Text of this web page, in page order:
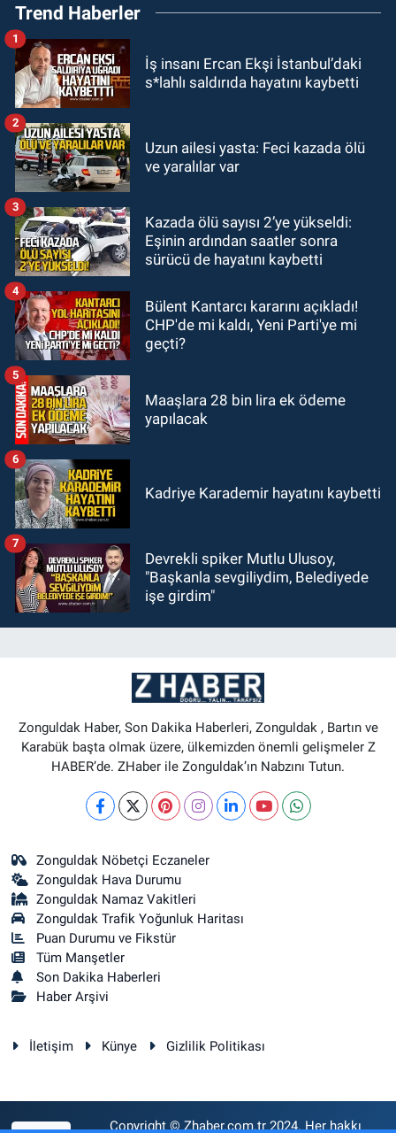
Kurucu İl Yönetim Kurulu belli oldu
15:103. Lig 1. Grup’ta program
14:44Zonguldak nefes alamıyor.
KARABÜK
13:26
bastırdı. Cumhurbaşkanı Erdoğan
Trend Haberler
İş insanı Ercan Ekşi İstanbul’daki
s*lahlı saldırıda hayatını kaybetti
1
Uzun ailesi yasta: Feci kazada ölü
ve yaralılar var
2
Kazada ölü sayısı 2’ye yükseldi:
Eşinin ardından saatler sonra
sürücü de hayatını kaybetti
3
Bülent Kantarcı kararını açıkladı!
CHP'de mi kaldı, Yeni Parti'ye mi
geçti?
4
Maaşlara 28 bin lira ek ödeme
yapılacak
5
Kadriye Karademir hayatını kaybetti
6
Devrekli spiker Mutlu Ulusoy,
"Başkanla sevgiliydim, Belediyede
işe girdim"
7
Zonguldak Haber, Son Dakika Haberleri, Zonguldak , Bartın ve
Karabük başta olmak üzere, ülkemizden önemli gelişmeler Z
HABER’de. ZHaber ile Zonguldak’ın Nabzını Tutun.
Zonguldak Nöbetçi Eczaneler
Zonguldak Hava Durumu
Zonguldak Namaz Vakitleri
Zonguldak Trafik Yoğunluk Haritası
Puan Durumu ve Fikstür
Tüm Manşetler
Son Dakika Haberleri
Haber Arşivi
İletişim Künye Gizlilik Politikası
Copyright © Zhaber.com.tr 2024. Her hakkı